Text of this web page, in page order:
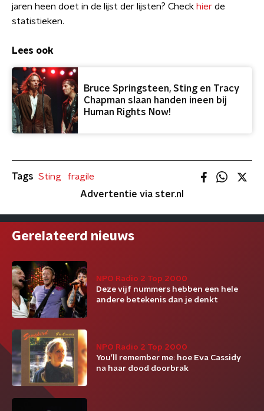
jaren heen doet in de lijst der lijsten? Check hier de
statistieken.
Lees ook
Bruce Springsteen, Sting en Tracy
Chapman slaan handen ineen bij
Human Rights Now!
Tags Sting
fragile
Advertentie via ster.nl
Gerelateerd nieuws
NPO Radio 2 Top 2000
Deze vijf nummers hebben een hele
andere betekenis dan je denkt
NPO Radio 2 Top 2000
You’ll remember me: hoe Eva Cassidy
na haar dood doorbrak